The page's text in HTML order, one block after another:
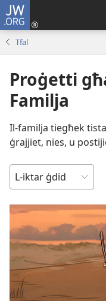
JW.ORG
Tfal
Proġetti
Familja
Il-familja tiegħek
ġrajjiet, nies, u
ISSORTJA